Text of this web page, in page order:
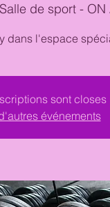
Salle de sport - ON
dans l'espace
sont closes
événements